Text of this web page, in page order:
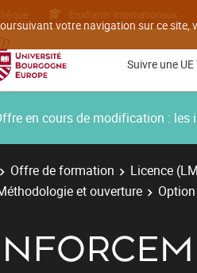
votre navigation sur ce site,
Etudiants internationaux
Suivre une
en cours de modification : les
Offre de formation Licence
et ouverture